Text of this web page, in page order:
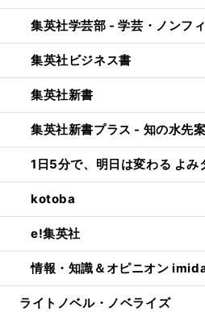
集英社学芸部 - 学芸・ノンフ
集英社ビジネス書
集英社新書
集英社新書プラス - 知の水先
1日5分で、明日は変わる よ
kotoba
e!集英社
情報・知識＆オピニオン
ライトノベル・ノベライズ